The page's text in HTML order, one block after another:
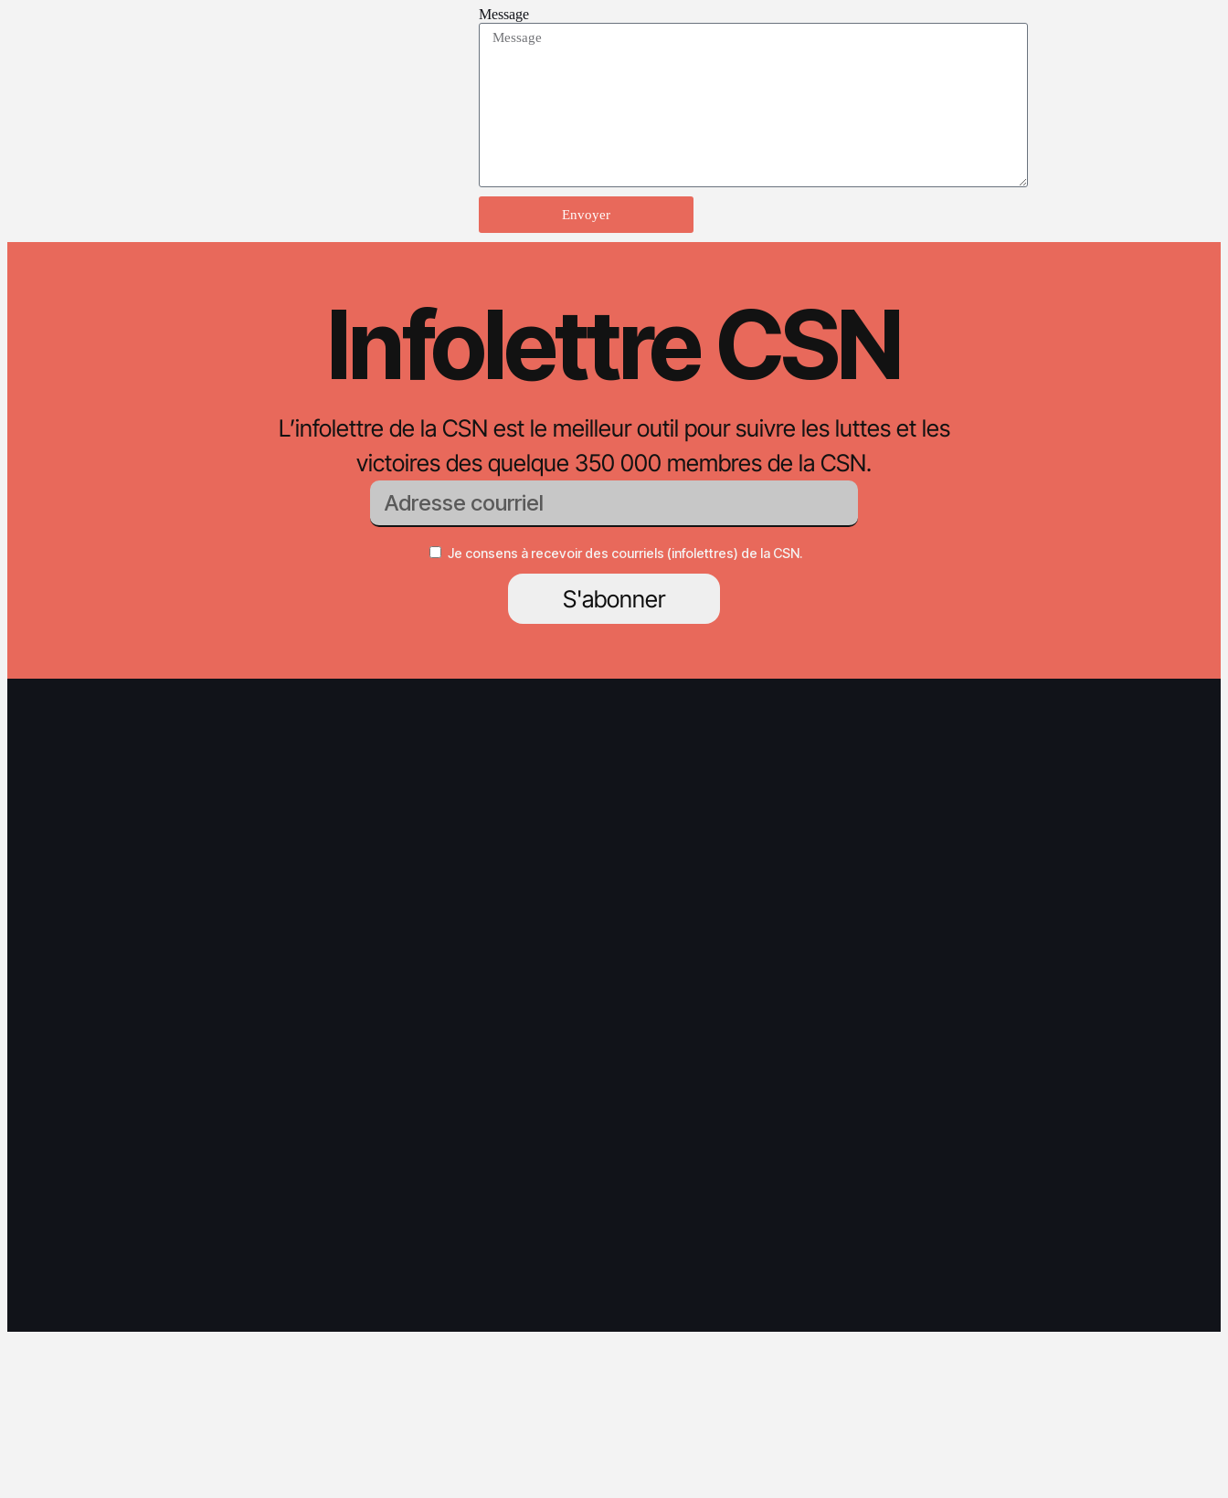
Message
Envoyer
Infolettre CSN
L’infolettre de la CSN est le meilleur outil pour suivre les luttes et les
victoires des quelque 350 000 membres de la CSN.
Je consens à recevoir des courriels (infolettres) de la CSN.
S'abonner